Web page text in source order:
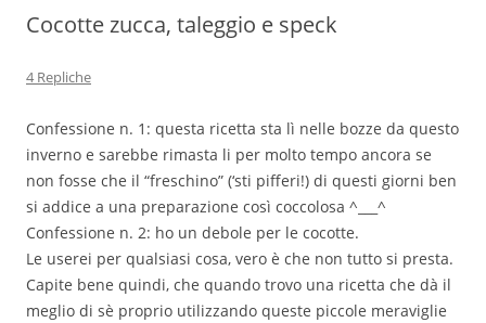
Cocotte zucca, taleggio e speck
4 Repliche
Confessione n. 1: questa ricetta sta lì nelle bozze da questo
inverno e sarebbe rimasta li per molto tempo ancora se
non fosse che il “freschino” (‘sti pifferi!) di questi giorni ben
si addice a una preparazione così coccolosa ^___^
Confessione n. 2: ho un debole per le cocotte.
Le userei per qualsiasi cosa, vero è che non tutto si presta.
Capite bene quindi, che quando trovo una ricetta che dà il
meglio di sè proprio utilizzando queste piccole meraviglie